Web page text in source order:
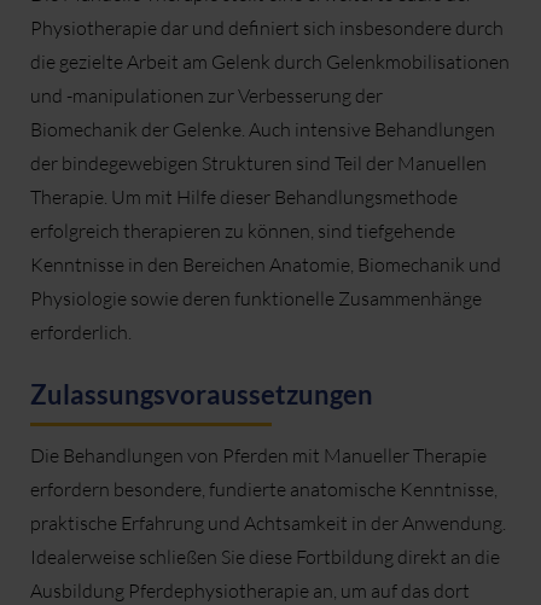
Physiotherapie dar und definiert sich insbesondere durch
die gezielte Arbeit am Gelenk durch Gelenkmobilisationen
und -manipulationen zur Verbesserung der
Biomechanik der Gelenke. Auch intensive Behandlungen
der bindegewebigen Strukturen sind Teil der Manuellen
Therapie. Um mit Hilfe dieser Behandlungsmethode
erfolgreich therapieren zu können, sind tiefgehende
Kenntnisse in den Bereichen Anatomie, Biomechanik und
Physiologie sowie deren funktionelle Zusammenhänge
erforderlich.
Zulassungsvoraussetzungen
Die Behandlungen von Pferden mit Manueller Therapie
erfordern besondere, fundierte anatomische Kenntnisse,
praktische Erfahrung und Achtsamkeit in der Anwendung.
Idealerweise schließen Sie diese Fortbildung direkt an die
Ausbildung Pferdephysiotherapie an, um auf das dort